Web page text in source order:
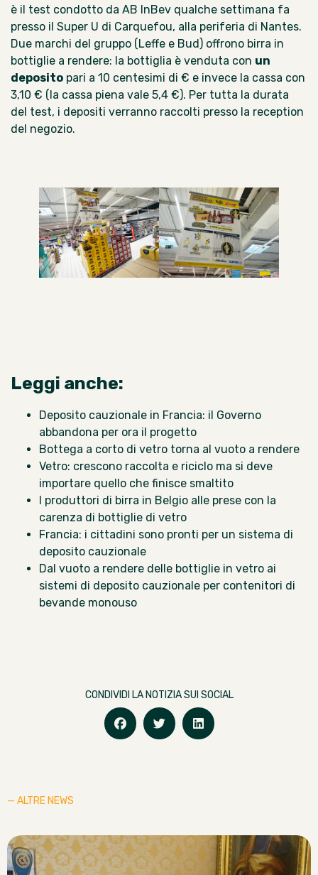
è il test condotto da AB InBev qualche settimana fa
presso il Super U di Carquefou, alla periferia di Nantes.
Due marchi del gruppo (Leffe e Bud) offrono birra in
bottiglie a rendere: la bottiglia è venduta con un
deposito pari a 10 centesimi di € e invece la cassa con
3,10 € (la cassa piena vale 5,4 €). Per tutta la durata
del test, i depositi verranno raccolti presso la reception
del negozio.
Leggi anche:
Deposito cauzionale in Francia: il Governo
abbandona per ora il progetto
Bottega a corto di vetro torna al vuoto a rendere
Vetro: crescono raccolta e riciclo ma si deve
importare quello che finisce smaltito
I produttori di birra in Belgio alle prese con la
carenza di bottiglie di vetro
Francia: i cittadini sono pronti per un sistema di
deposito cauzionale
Dal vuoto a rendere delle bottiglie in vetro ai
sistemi di deposito cauzionale per contenitori di
bevande monouso
CONDIVIDI LA NOTIZIA SUI SOCIAL
— ALTRE NEWS